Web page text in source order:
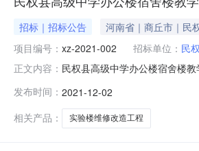
招标｜招标公告
河南省｜商丘市｜民
项目编号： xz-2021-002 招标单位： 民
正文内容： 民权县高级中学办公楼宿舍楼
高级中学4、建设内容：办公楼
7、质量要求：合格
发布时间： 2021-12-02
相关产品：
实验楼维修改造工程